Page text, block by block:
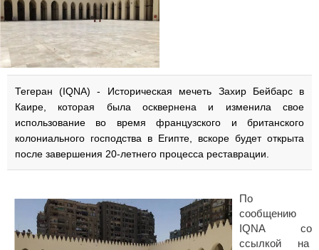
Тегеран (IQNA) - Историческая мечеть Захир Бейбарс в
Каире, которая была осквернена и изменила свое
использование во время французского и британского
колониального господства в Египте, вскоре будет открыта
после завершения 20-летнего процесса реставрации.
По
сообщению
IQNA со
ссылкой на